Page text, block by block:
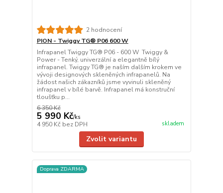
2 hodnocení
PION - Twiggy TG® P06 600 W
Infrapanel Twiggy TG® P06 - 600 W Twiggy &
Power - Tenký, univerzální a elegantně bílý
infrapanel. Twiggy TG® je naším dalším krokem ve
vývoji designových skleněných infrapanelů. Na
žádost našich zákazníků jsme vyvinuli skleněný
infrapanel v bílé barvě. Infrapanel má konstruční
tloušťku p...
6 350 Kč
5 990 Kč/ks
4 950 Kč bez DPH skladem
Zvolit variantu
Doprava ZDARMA